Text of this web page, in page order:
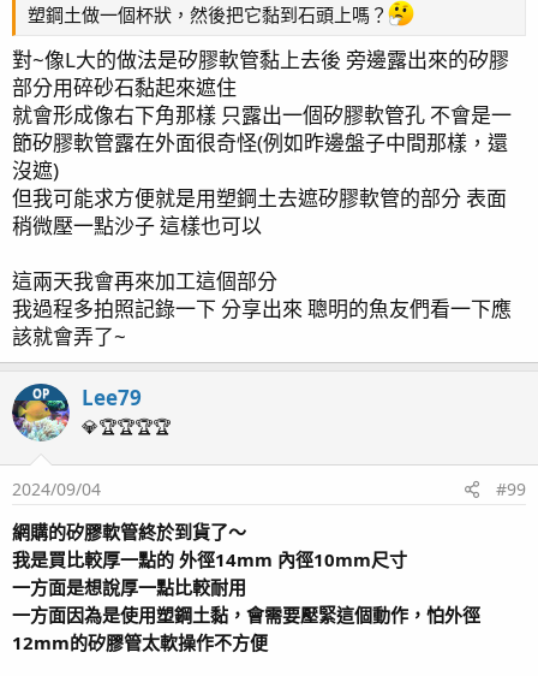
2026/07/27 五個月 日常紀錄
2026/06/25 四個月 逐漸恢復生機~開始穩定
2026/05/17三個月 終於從地獄爬回來
2026/04/18 二個月 缸況不佳 扎心啊~(圖多)
2026/03/15 一個月 SPS紀錄
塑鋼土做一個杯狀，然後把它黏到石頭上嗎？
對~像L大的做法是矽膠軟管黏上去後 旁邊露出來的矽膠
部分用碎砂石黏起來遮住
就會形成像右下角那樣 只露出一個矽膠軟管孔 不會是一
節矽膠軟管露在外面很奇怪(例如昨邊盤子中間那樣，還
沒遮)
但我可能求方便就是用塑鋼土去遮矽膠軟管的部分 表面
稍微壓一點沙子 這樣也可以
這兩天我會再來加工這個部分
我過程多拍照記錄一下 分享出來 聰明的魚友們看一下應
該就會弄了~
OP Lee79
💎🏆🏆🏆🏆
2024/09/04 #99
網購的矽膠軟管終於到貨了～
我是買比較厚一點的 外徑14mm 內徑10mm尺寸
一方面是想說厚一點比較耐用
一方面因為是使用塑鋼土黏，會需要壓緊這個動作，怕外徑
12mm的矽膠管太軟操作不方便